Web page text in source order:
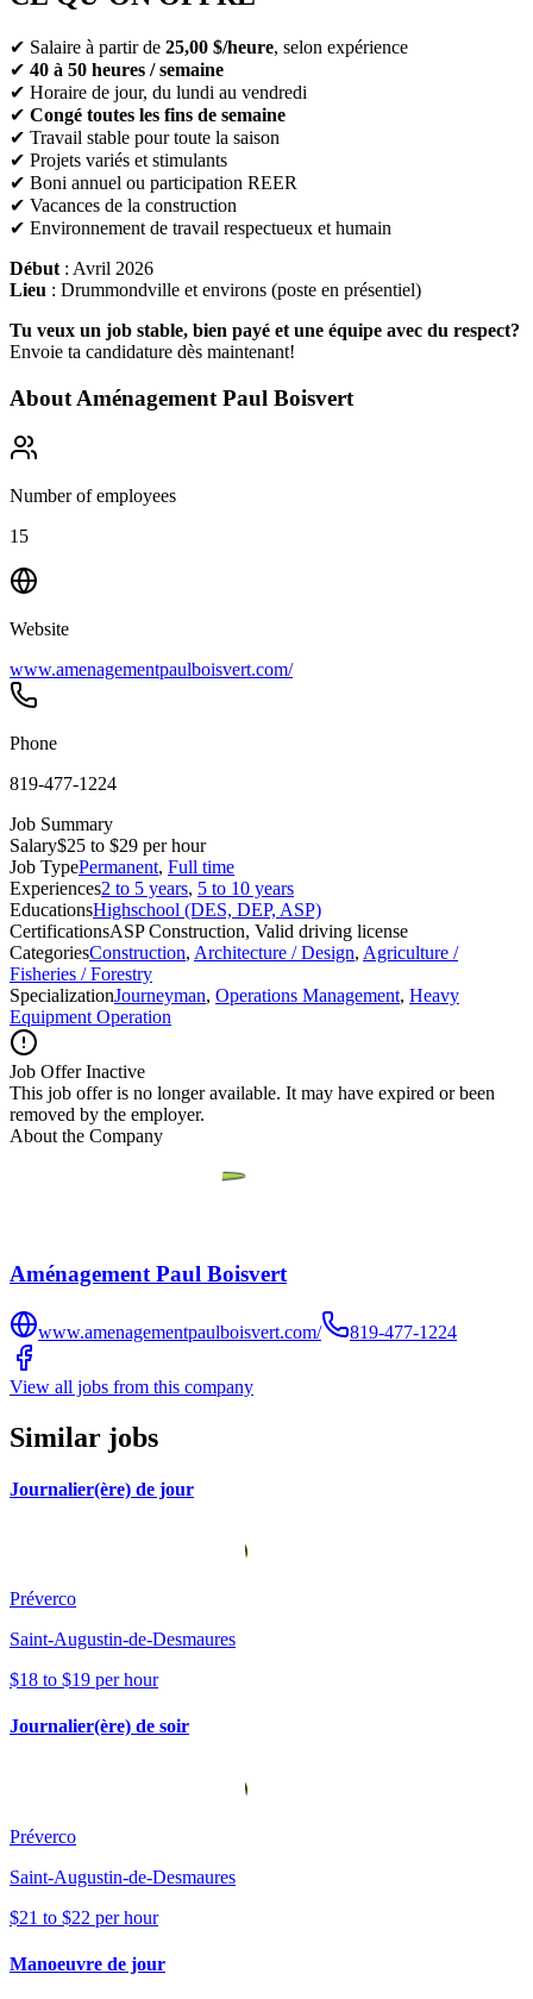
✔ Salaire à partir de 25,00 $/heure, selon expérience
✔ 40 à 50 heures / semaine
✔ Horaire de jour, du lundi au vendredi
✔ Congé toutes les fins de semaine
✔ Travail stable pour toute la saison
✔ Projets variés et stimulants
✔ Boni annuel ou participation REER
✔ Vacances de la construction
✔ Environnement de travail respectueux et humain
Début : Avril 2026
Lieu : Drummondville et environs (poste en présentiel)
Tu veux un job stable, bien payé et une équipe avec du respect?
Envoie ta candidature dès maintenant!
About Aménagement Paul Boisvert
Number of employees
15
Website
www.amenagementpaulboisvert.com/
Phone
819-477-1224
Job Summary
Salary$25 to $29 per hour
Job TypePermanent, Full time
Experiences2 to 5 years, 5 to 10 years
EducationsHighschool (DES, DEP, ASP)
CertificationsASP Construction, Valid driving license
CategoriesConstruction, Architecture / Design, Agriculture /
Fisheries / Forestry
SpecializationJourneyman, Operations Management, Heavy
Equipment Operation
Job Offer Inactive
This job offer is no longer available. It may have expired or been
removed by the employer.
About the Company
Aménagement Paul Boisvert
www.amenagementpaulboisvert.com/ 819-477-1224
View all jobs from this company
Similar jobs
Journalier(ère) de jour
Préverco
Saint-Augustin-de-Desmaures
$18 to $19 per hour
Journalier(ère) de soir
Préverco
Saint-Augustin-de-Desmaures
$21 to $22 per hour
Manoeuvre de jour